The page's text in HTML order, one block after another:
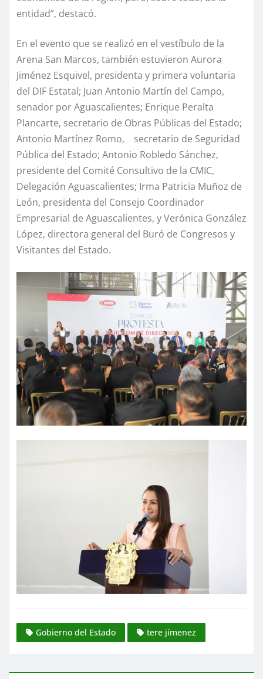
entidad”, destacó.
En el evento que se realizó en el vestíbulo de la
Arena San Marcos, también estuvieron Aurora
Jiménez Esquivel, presidenta y primera voluntaria
del DIF Estatal; Juan Antonio Martín del Campo,
senador por Aguascalientes; Enrique Peralta
Plancarte, secretario de Obras Públicas del Estado;
Antonio Martínez Romo, secretario de Seguridad
Pública del Estado; Antonio Robledo Sánchez,
presidente del Comité Consultivo de la CMIC,
Delegación Aguascalientes; Irma Patricia Muñoz de
León, presidenta del Consejo Coordinador
Empresarial de Aguascalientes, y Verónica González
López, directora general del Buró de Congresos y
Visitantes del Estado.
Gobierno del Estado tere jímenez